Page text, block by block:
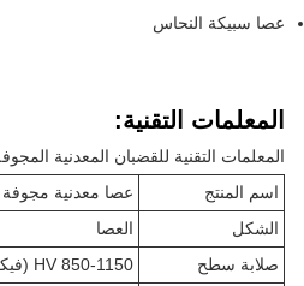
عصا سبيكة النحاس
المعلمات التقنية:
المعلمات التقنية للقضبان المعدنية المجوفة
اسم المنتج
عصا معدنية مجوفة
الشكل
العصا
صلابة سطح
850-1150 HV (فيكرز 100 غرام)